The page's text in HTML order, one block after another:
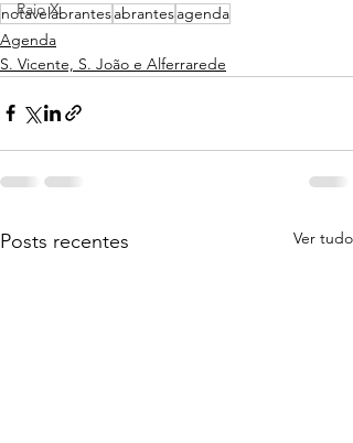
Raio X
notavelabrantesabrantesagenda
Agenda
S. Vicente, S. João e Alferrarede
Posts recentes Ver tudo